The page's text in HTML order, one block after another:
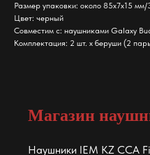
Размер упаковки: около 85x7x15
Цвет: черный
Совместим с: наушниками Galaxy
Комплектация: 2 шт. х беруши (2
Магазин
Наушники IEM KZ CCA